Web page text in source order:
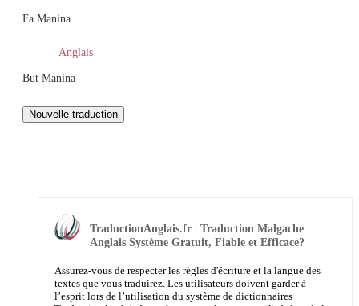
Fa Manina
Anglais
But Manina
TraductionAnglais.fr | Traduction Malgache
Anglais Système Gratuit, Fiable et Efficace?
Assurez-vous de respecter les règles d'écriture et la langue des
textes que vous traduirez. Les utilisateurs doivent garder à
l’esprit lors de l’utilisation du système de dictionnaires